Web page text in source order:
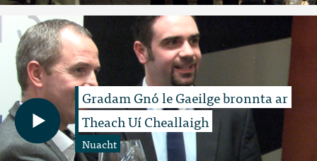
Gradam Gnó le Gaeilge bronnta ar
Theach Uí Cheallaigh
Nuacht